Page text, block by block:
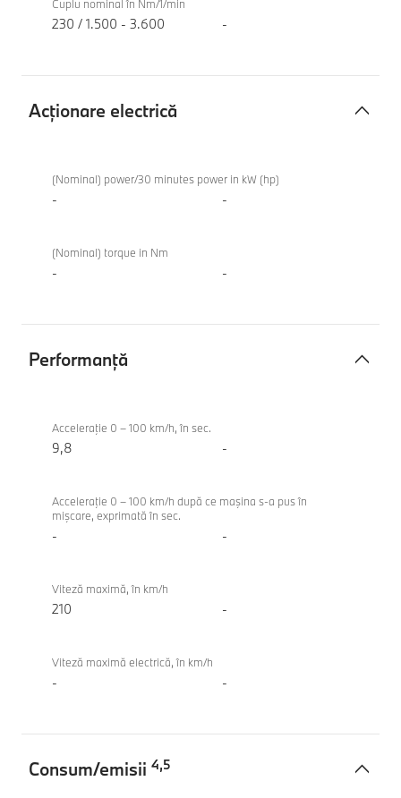
Cuplu nominal în Nm/1/min
230 / 1.500 - 3.600 -
Acţionare electrică
electrică
116
(Nominal) power/30 minutes power in kW (hp)
- -
(Nominal) torque in Nm
- -
Performanţă
116
Acceleraţie 0 – 100 km/h, în sec.
9,8 -
Acceleraţie 0 – 100 km/h după ce maşina s-a pus în
mişcare, exprimată în sec.
- -
Viteză maximă, în km/h
210 -
Viteză maximă electrică, în km/h
- -
Consum/emisii 4,5